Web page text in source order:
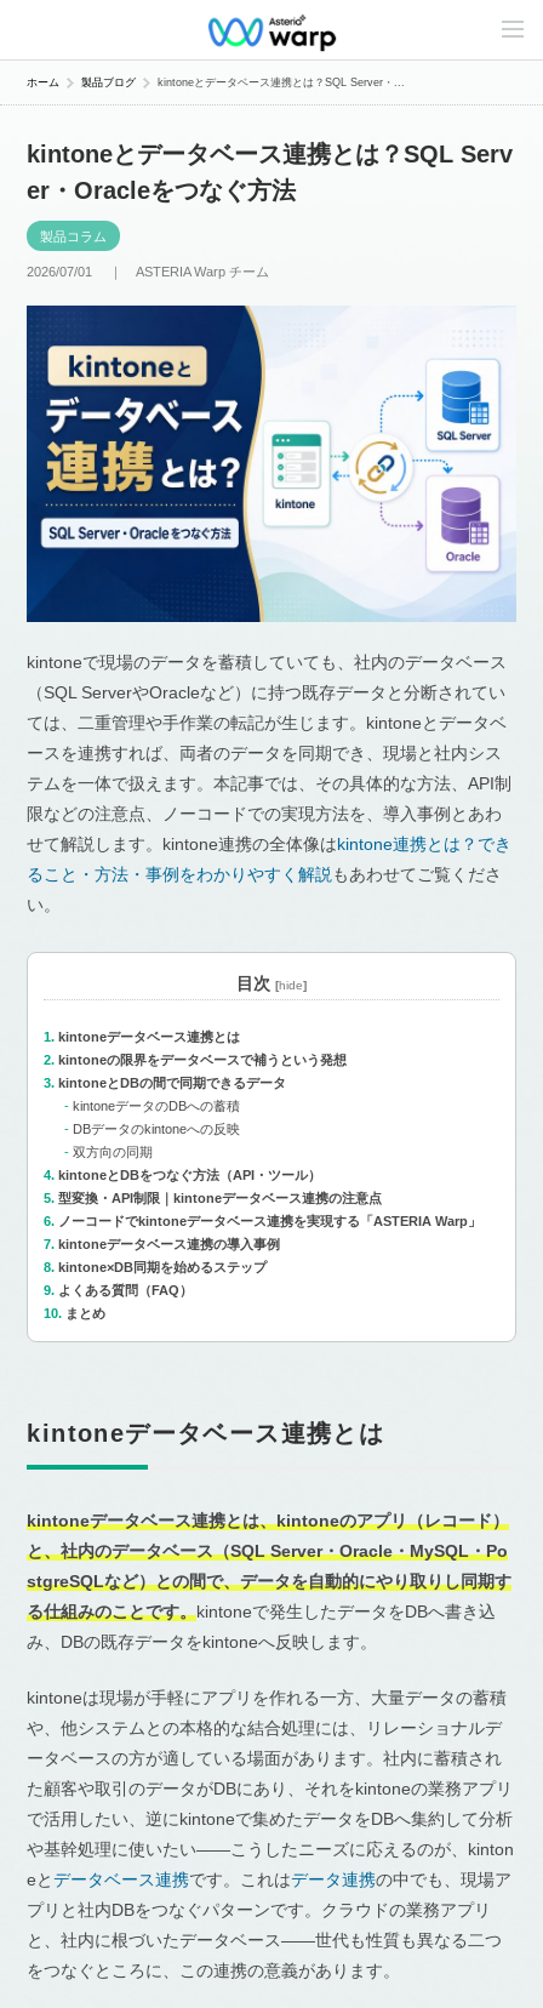
C
n
e
s
ホーム 製品ブログ kintoneとデータベース連携とは？SQL Server・...
kintoneとデータベース連携とは？SQL Serv
er・Oracleをつなぐ方法
製品コラム
2026/07/01 ｜ASTERIA Warp チーム
kintoneで現場のデータを蓄積していても、社内のデータベース
（SQL ServerやOracleなど）に持つ既存データと分断されてい
ては、二重管理や手作業の転記が生じます。kintoneとデータベ
ースを連携すれば、両者のデータを同期でき、現場と社内シス
テムを一体で扱えます。本記事では、その具体的な方法、API制
限などの注意点、ノーコードでの実現方法を、導入事例とあわ
せて解説します。kintone連携の全体像はkintone連携とは？でき
ること・方法・事例をわかりやすく解説もあわせてご覧くださ
い。
目次 [hide]
kintoneデータベース連携とは
kintoneの限界をデータベースで補うという発想
kintoneとDBの間で同期できるデータ
kintoneデータのDBへの蓄積
DBデータのkintoneへの反映
双方向の同期
kintoneとDBをつなぐ方法（API・ツール）
型変換・API制限｜kintoneデータベース連携の注意点
ノーコードでkintoneデータベース連携を実現する「ASTERIA Warp」
kintoneデータベース連携の導入事例
kintone×DB同期を始めるステップ
よくある質問（FAQ）
まとめ
kintoneデータベース連携とは
kintoneデータベース連携とは、kintoneのアプリ（レコード）
と、社内のデータベース（SQL Server・Oracle・MySQL・Po
stgreSQLなど）との間で、データを自動的にやり取りし同期す
る仕組みのことです。kintoneで発生したデータをDBへ書き込
み、DBの既存データをkintoneへ反映します。
kintoneは現場が手軽にアプリを作れる一方、大量データの蓄積
や、他システムとの本格的な結合処理には、リレーショナルデ
ータベースの方が適している場面があります。社内に蓄積され
た顧客や取引のデータがDBにあり、それをkintoneの業務アプリ
で活用したい、逆にkintoneで集めたデータをDBへ集約して分析
や基幹処理に使いたい——こうしたニーズに応えるのが、kinton
eとデータベース連携です。これはデータ連携の中でも、現場ア
プリと社内DBをつなぐパターンです。クラウドの業務アプリ
と、社内に根づいたデータベース——世代も性質も異なる二つ
をつなぐところに、この連携の意義があります。